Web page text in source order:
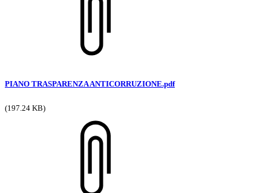
PIANO TRASPARENZA ANTICORRUZIONE.pdf
(197.24 KB)